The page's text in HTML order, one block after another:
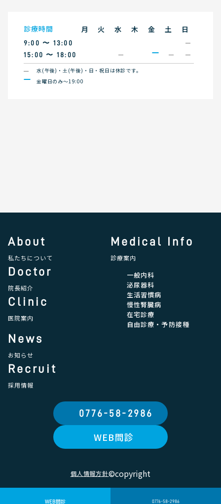
WEB問診 0776-58-2986
診療時間 月 火 水 木 金 土 日
9:00 〜 13:00
15:00 〜 18:00
水(午後)・土(午後)・日・祝日は休診です。
金曜日のみ〜19:00
About
私たちについて
Doctor
院長紹介
Clinic
医院案内
Medical Info
診療案内
一般内科
泌尿器科
生活習慣病
慢性腎臓病
在宅診療
自由診療・予防接種
News
お知らせ
Recruit
採用情報
0776-58-2986
WEB問診
個人情報方針©copyright